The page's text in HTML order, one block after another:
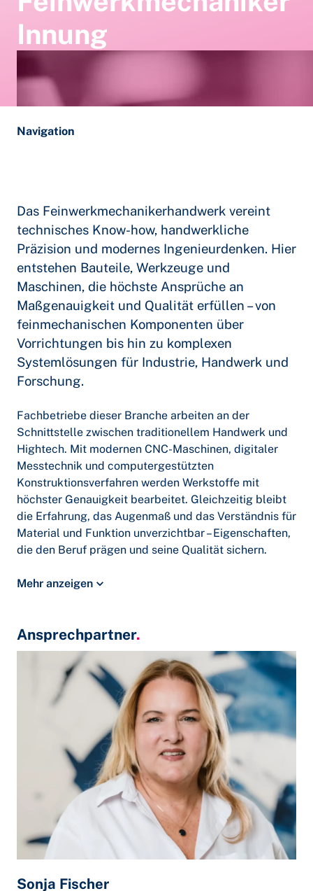
Innung
Navigation
Das Feinwerkmechanikerhandwerk vereint
technisches Know-how, handwerkliche
Präzision und modernes Ingenieurdenken. Hier
entstehen Bauteile, Werkzeuge und
Maschinen, die höchste Ansprüche an
Maßgenauigkeit und Qualität erfüllen – von
feinmechanischen Komponenten über
Vorrichtungen bis hin zu komplexen
Systemlösungen für Industrie, Handwerk und
Forschung.
Fachbetriebe dieser Branche arbeiten an der
Schnittstelle zwischen traditionellem Handwerk und
Hightech. Mit modernen CNC-Maschinen, digitaler
Messtechnik und computergestützten
Konstruktionsverfahren werden Werkstoffe mit
höchster Genauigkeit bearbeitet. Gleichzeitig bleibt
die Erfahrung, das Augenmaß und das Verständnis für
Material und Funktion unverzichtbar – Eigenschaften,
die den Beruf prägen und seine Qualität sichern.
Mehr anzeigen
Ansprechpartner.
Sonja Fischer